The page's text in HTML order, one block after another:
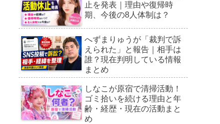
止を発表｜理由や復帰時
期、今後の8人体制は？
へずまりゅうが「裁判で訴
えられた」と報告｜相手は
誰？現在判明している情報
まとめ
しなこが原宿で清掃活動！
ゴミ拾いを続ける理由と年
齢・経歴・現在の活動まと
め